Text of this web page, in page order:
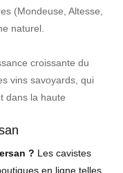
(Mondeuse, Altesse,
naturel.
croissante du
vins savoyards, qui
dans la haute
? Les cavistes
en ligne telles